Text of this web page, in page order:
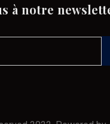
à notre